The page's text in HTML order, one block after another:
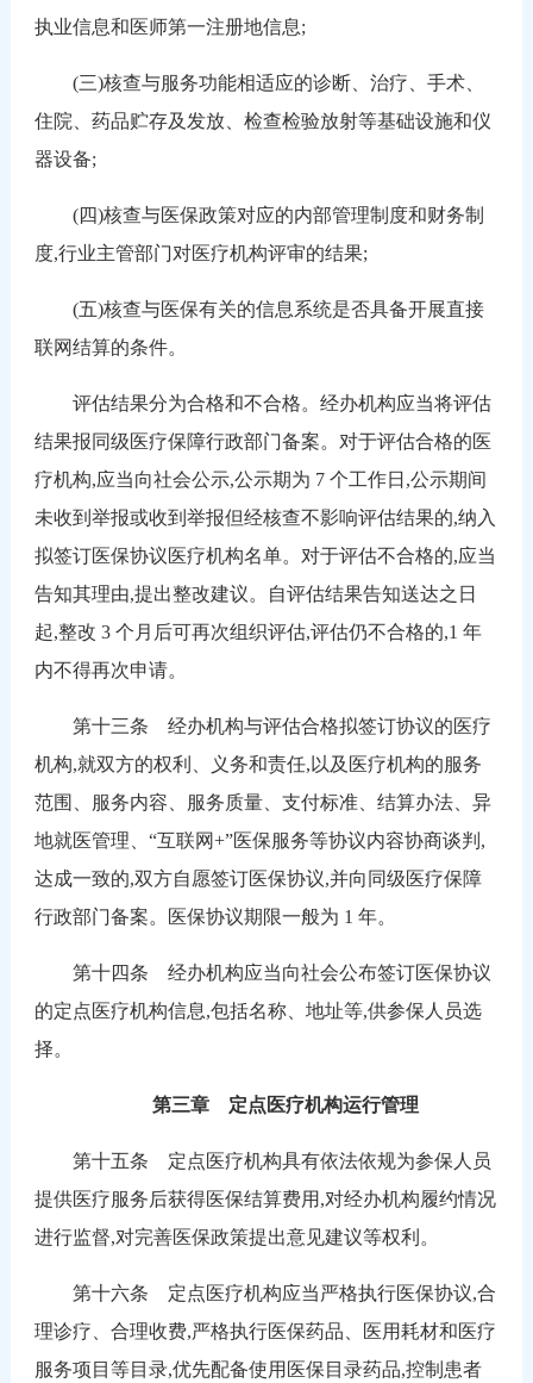
执业信息和医师第一注册地信息;
(三)核查与服务功能相适应的诊断、治疗、手术、
住院、药品贮存及发放、检查检验放射等基础设施和仪
器设备;
(四)核查与医保政策对应的内部管理制度和财务制
度,行业主管部门对医疗机构评审的结果;
(五)核查与医保有关的信息系统是否具备开展直接
联网结算的条件。
评估结果分为合格和不合格。经办机构应当将评估
结果报同级医疗保障行政部门备案。对于评估合格的医
疗机构,应当向社会公示,公示期为 7 个工作日,公示期间
未收到举报或收到举报但经核查不影响评估结果的,纳入
拟签订医保协议医疗机构名单。对于评估不合格的,应当
告知其理由,提出整改建议。自评估结果告知送达之日
起,整改 3 个月后可再次组织评估,评估仍不合格的,1 年
内不得再次申请。
第十三条 经办机构与评估合格拟签订协议的医疗
机构,就双方的权利、义务和责任,以及医疗机构的服务
范围、服务内容、服务质量、支付标准、结算办法、异
地就医管理、“互联网+”医保服务等协议内容协商谈判,
达成一致的,双方自愿签订医保协议,并向同级医疗保障
行政部门备案。医保协议期限一般为 1 年。
第十四条 经办机构应当向社会公布签订医保协议
的定点医疗机构信息,包括名称、地址等,供参保人员选
择。
第三章 定点医疗机构运行管理
第十五条 定点医疗机构具有依法依规为参保人员
提供医疗服务后获得医保结算费用,对经办机构履约情况
进行监督,对完善医保政策提出意见建议等权利。
第十六条 定点医疗机构应当严格执行医保协议,合
理诊疗、合理收费,严格执行医保药品、医用耗材和医疗
服务项目等目录,优先配备使用医保目录药品,控制患者